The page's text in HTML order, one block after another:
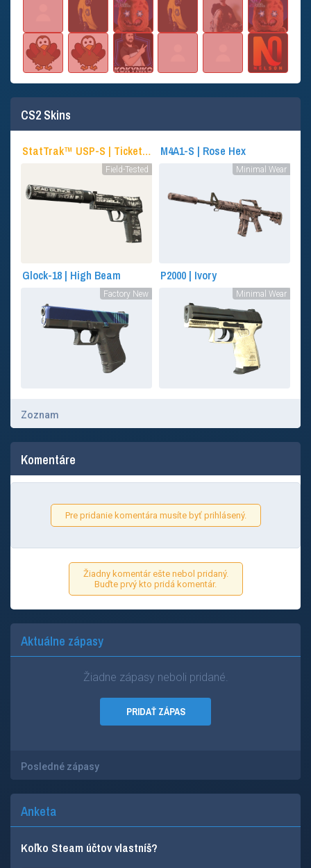
CS2 Skins
StatTrak™ USP-S | Ticket to Hell
Field-Tested
M4A1-S | Rose Hex
Minimal Wear
Glock-18 | High Beam
Factory New
P2000 | Ivory
Minimal Wear
Zoznam
Komentáre
Pre pridanie komentára musíte byť prihlásený.
Žiadny komentár ešte nebol pridaný.
Buďte prvý kto pridá komentár.
Aktuálne zápasy
Žiadne zápasy neboli pridané.
PRIDAŤ ZÁPAS
Posledné zápasy
Anketa
Koľko Steam účtov vlastníš?